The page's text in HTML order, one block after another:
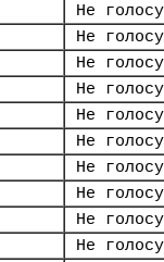
Не
Не
Не
Не
Не
Не
Не
Не
Не
Не